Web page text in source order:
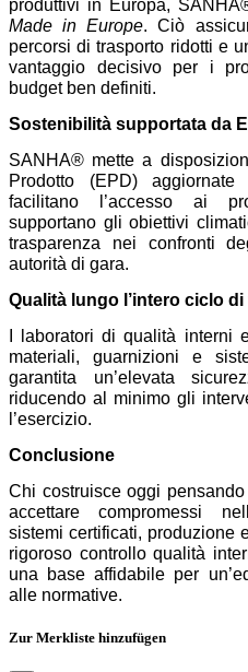
produttivi in Europa,
Made in Europe. Ciò
percorsi di trasporto ridotti e
vantaggio decisivo per i
budget ben definiti.
Sostenibilità supportata da
SANHA® mette a
Prodotto (EPD)
facilitano l’accesso ai
supportano gli obiettivi
trasparenza nei confronti
autorità di gara.
Qualità lungo l’intero ciclo di
I laboratori di qualità interni
materiali, guarnizioni e
garantita un’elevata
riducendo al minimo gli
l’esercizio.
Conclusione
Chi costruisce oggi
accettare compromessi
sistemi certificati, produzione
rigoroso controllo qualità
una base affidabile per
alle normative.
Zur Merkliste hinzufügen